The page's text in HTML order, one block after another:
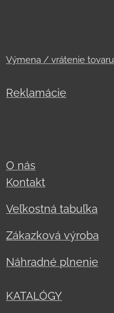
Výmena / vrátenie tovaru
Reklamácie
O nás
Kontakt
Veľkostná tabuľka
Zákazková výroba
Náhradné plnenie
KATALÓGY